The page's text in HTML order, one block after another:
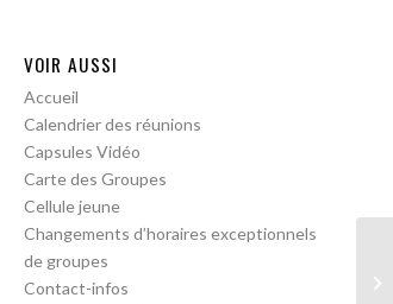
VOIR AUSSI
Accueil
Calendrier des réunions
Capsules Vidéo
Carte des Groupes
Cellule jeune
Changements d’horaires exceptionnels
de groupes
Contact-infos